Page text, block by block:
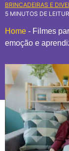
BRINCADEIRAS E
5 MINUTOS DE
Home - Filmes
emoção e